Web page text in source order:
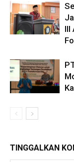
III
TINGGALKAN